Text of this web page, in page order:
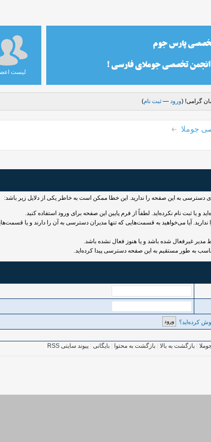
لیست
گرامی! (ورود — ثبت نام)
جوملا
دسترسی به این صفحه را ندارید. این خطا ممکن است به خاطر یکی از دلایل زیر باشد:
و یا ثبت نام نکرده‌اید. لطفاً از فرم پایین این صفحه برای ورود استفاده کنید.
آیا می‌خواهید به قسمت‌هایی که تنها مدیران دسترسی به آن را دارند و یا
غیرفعال شده باشد و یا هنوز فعال نشده باشد.
به طور مستقیم به این صفحه دسترسی پیدا کرده‌اید.
کرده‌اید؟
بازگشت به بالا بازگشت به محتوا بایگانی پیوند سایتی RSS